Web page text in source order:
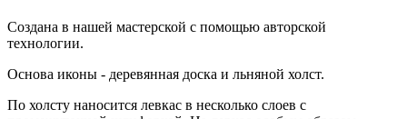
Создана в нашей мастерской с помощью авторской
технологии.
Основа иконы - деревянная доска и льняной холст.
По холсту наносится левкас в несколько слоев с